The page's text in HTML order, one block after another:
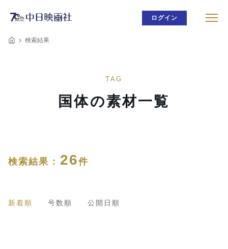
ログイン
検索結果
TAG
国体の素材一覧
検索結果 : 26件
新着順 号数順 公開日順